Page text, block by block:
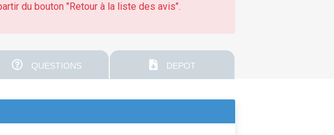
du bouton "Retour à la liste des avis".
QUESTIONS DEPOT